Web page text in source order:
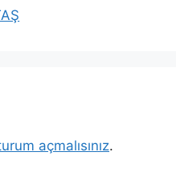
açmalısınız.